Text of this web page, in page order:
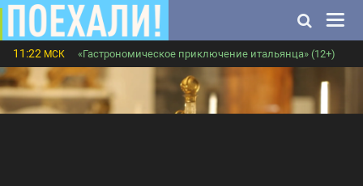
11:22 МСК «Гастрономическое приключение итальянца» (12+)